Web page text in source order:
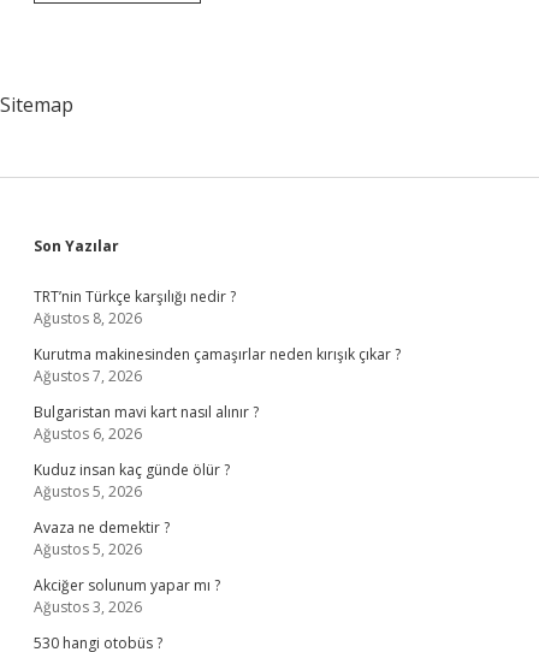
Sitemap
Sidebar
Son Yazılar
TRT’nin Türkçe karşılığı nedir ?
Ağustos 8, 2026
Kurutma makinesinden çamaşırlar neden kırışık çıkar ?
Ağustos 7, 2026
Bulgaristan mavi kart nasıl alınır ?
Ağustos 6, 2026
Kuduz insan kaç günde ölür ?
Ağustos 5, 2026
Avaza ne demektir ?
Ağustos 5, 2026
Akciğer solunum yapar mı ?
Ağustos 3, 2026
530 hangi otobüs ?